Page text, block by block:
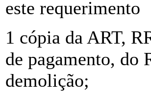
este requerimento
1 cópia da ART,
de pagamento, do
demolição;